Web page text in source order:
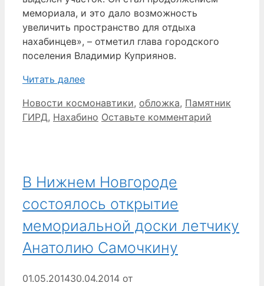
мемориала, и это дало возможность
увеличить пространство для отдыха
нахабинцев», – отметил глава городского
поселения Владимир Куприянов.
Читать далее
Рубрики
Новости космонавтики, обложка, Памятник
ГИРД, Нахабино Оставьте комментарий
В Нижнем Новгороде
состоялось открытие
мемориальной доски летчику
Анатолию Самочкину
01.05.201430.04.2014 от